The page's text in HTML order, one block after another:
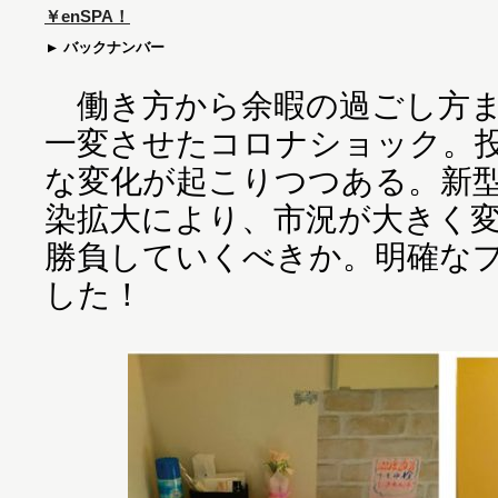
￥enSPA！
バックナンバー
働き方から余暇の過ごし方
一変させたコロナショック。
な変化が起こりつつある。新
染拡大により、市況が大きく
勝負していくべきか。明確な
した！